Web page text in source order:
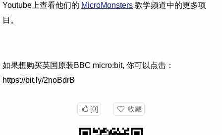
Youtube上查看他们的 MicroMonsters 教学频道中的更多项
目。
如果想购买英国原装BBC micro:bit, 你可以点击：
https://bit.ly/2noBdrB
[0] 收藏